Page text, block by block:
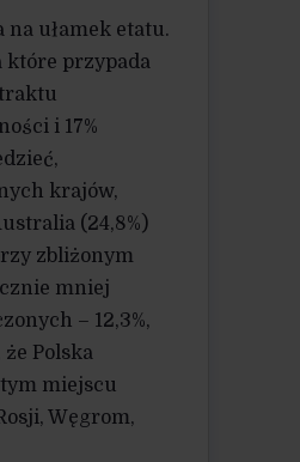
ułamek etatu.
które przypada
i 17%
krajów,
(24,8%)
zbliżonym
mniej
– 12,3%,
Polska
miejscu
Węgrom,